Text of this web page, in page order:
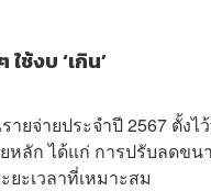
ช้งบ ‘เกิน’
ยจ่ายประจำปี 2567 ตั้ง
หลัก ได้แก่ การปรับลดข
ะเวลาที่เหมาะสม